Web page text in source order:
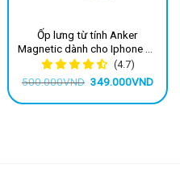
Ốp lưng từ tính Anker
Magnetic dành cho Iphone 15
seri, nhựa dày, dạng sần
quanh viền, chống va đập,
trầy xước
(4.7)
500.000VND Giá
là:
349.000VNDGiá
hiện
tại